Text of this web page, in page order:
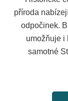
příroda
odpočinek.
umožňuje i
samotné